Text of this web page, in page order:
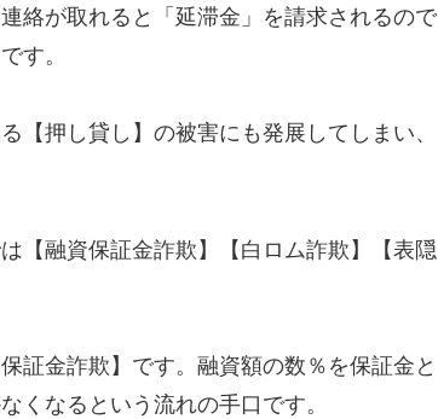
絡が取れると「延滞金」を請求されるので
す。
【押し貸し】の被害にも発展してしまい、
【融資保証金詐欺】【白ロム詐欺】【表隠
証金詐欺】です。融資額の数％を保証金と
くなるという流れの手口です。